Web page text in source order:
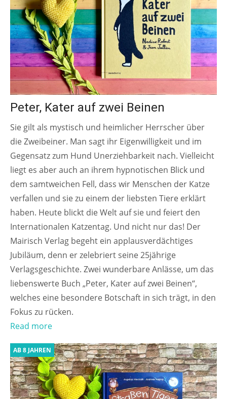
Peter, Kater auf zwei Beinen
Sie gilt als mystisch und heimlicher Herrscher über
die Zweibeiner. Man sagt ihr Eigenwilligkeit und im
Gegensatz zum Hund Unerziehbarkeit nach. Vielleicht
liegt es aber auch an ihrem hypnotischen Blick und
dem samtweichen Fell, dass wir Menschen der Katze
verfallen und sie zu einem der liebsten Tiere erklärt
haben. Heute blickt die Welt auf sie und feiert den
Internationalen Katzentag. Und nicht nur das! Der
Mairisch Verlag begeht ein applausverdächtiges
Jubiläum, denn er zelebriert seine 25jährige
Verlagsgeschichte. Zwei wunderbare Anlässe, um das
liebenswerte Buch „Peter, Kater auf zwei Beinen“,
welches eine besondere Botschaft in sich trägt, in den
Fokus zu rücken.
Read more
AB 8 JAHREN